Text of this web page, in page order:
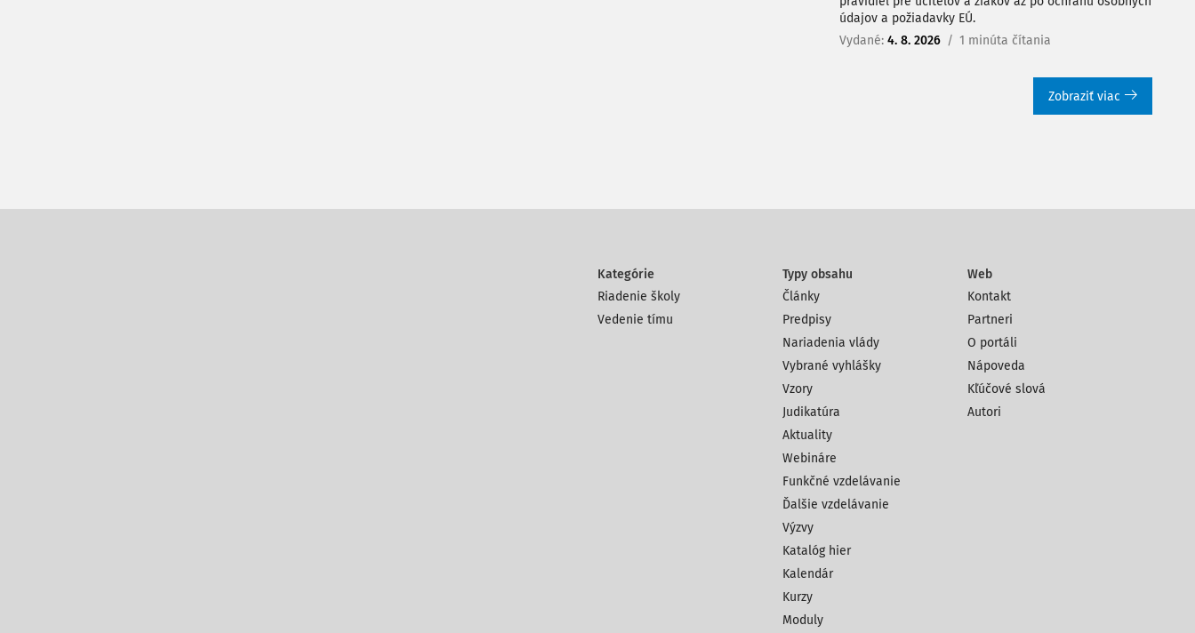
údajov a požiadavky EÚ.
Vydané: 4. 8. 2026 / 1 minúta čítania
Zobraziť viac
Kategórie
Riadenie školy
Vedenie tímu
Typy obsahu
Články
Predpisy
Nariadenia vlády
Vybrané vyhlášky
Vzory
Judikatúra
Aktuality
Webináre
Funkčné vzdelávanie
Ďalšie vzdelávanie
Výzvy
Katalóg hier
Kalendár
Kurzy
Moduly
Web
Kontakt
Partneri
O portáli
Nápoveda
Kľúčové slová
Autori